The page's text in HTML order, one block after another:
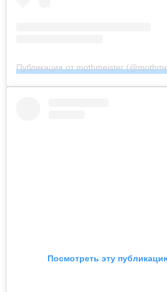
Публикация от mothmeister
Посмотреть эту